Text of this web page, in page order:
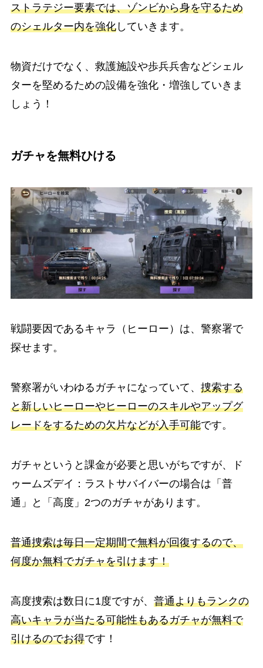
ストラテジー要素では、ゾンビから身を守るため
のシェルター内を強化していきます。
物資だけでなく、救護施設や歩兵兵舎などシェル
ターを堅めるための設備を強化・増強していきま
しょう！
ガチャを無料ひける
戦闘要因であるキャラ（ヒーロー）は、警察署で
探せます。
警察署がいわゆるガチャになっていて、 捜索する
と新しいヒーローやヒーローのスキルやアップグ
レードをするための欠片などが入手可能です。
ガチャというと課金が必要と思いがちですが、ド
ゥームズデイ：ラストサバイバーの場合は「普
通」と「高度」2つのガチャがあります。
普通捜索は毎日一定期間で無料が回復するので、
何度か無料でガチャを引けます！
高度捜索は数日に1度ですが、 普通よりもランクの
高いキャラが当たる可能性もあるガチャが無料で
引けるのでお得です！